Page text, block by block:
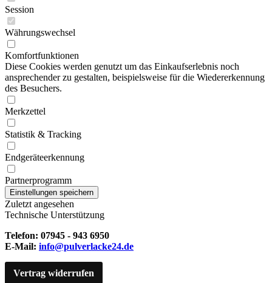
Session
Währungswechsel
Komfortfunktionen
Diese Cookies werden genutzt um das Einkaufserlebnis noch
ansprechender zu gestalten, beispielsweise für die Wiedererkennung
des Besuchers.
Merkzettel
Statistik & Tracking
Endgeräteerkennung
Partnerprogramm
Zuletzt angesehen
Technische Unterstützung
Telefon: 07945 - 943 6950
E-Mail: info@pulverlacke24.de
Vertrag widerrufen